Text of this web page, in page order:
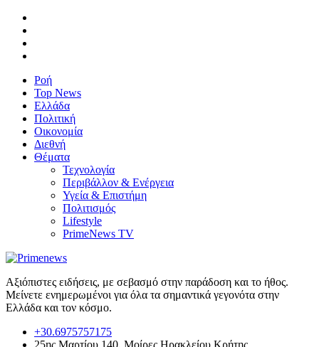
Ροή
Top News
Ελλάδα
Πολιτική
Οικονομία
Διεθνή
Θέματα
Τεχνολογία
Περιβάλλον & Ενέργεια
Υγεία & Επιστήμη
Πολιτισμός
Lifestyle
PrimeNews TV
Αξιόπιστες ειδήσεις, με σεβασμό στην παράδοση και το ήθος.
Μείνετε ενημερωμένοι για όλα τα σημαντικά γεγονότα στην
Ελλάδα και τον κόσμο.
+30.6975757175
25ης Μαρτίου 140, Μοίρες Ηρακλείου Κρήτης